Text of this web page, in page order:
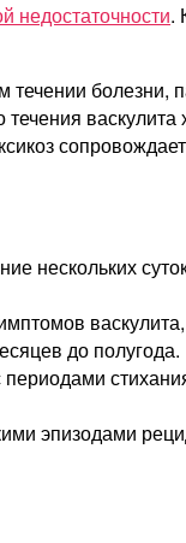
недостаточности.
течении
нескольких
до полугода.
эпизодами